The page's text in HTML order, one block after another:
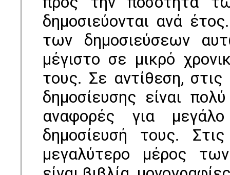
δηµοσιεύονται ανά
των δηµοσιεύσεων
µέγιστο σε µικρό
τους. Σε αντίθεση, στις
δηµοσίευσης είναι
αναφορές για
δηµοσίευσή τους.
µεγαλύτερο µέρος